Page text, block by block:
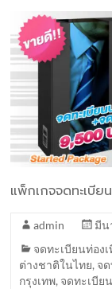
แพ็กเกจจดทะเบีย
admin
มีน
จดทะเบียนท่อง
ต่างชาติในไทย, จ
กรุงเทพ, จดทะเบีย